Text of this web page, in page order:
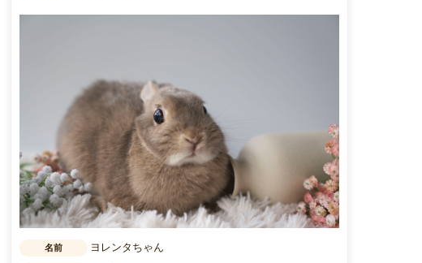
名前 ヨレンタちゃん